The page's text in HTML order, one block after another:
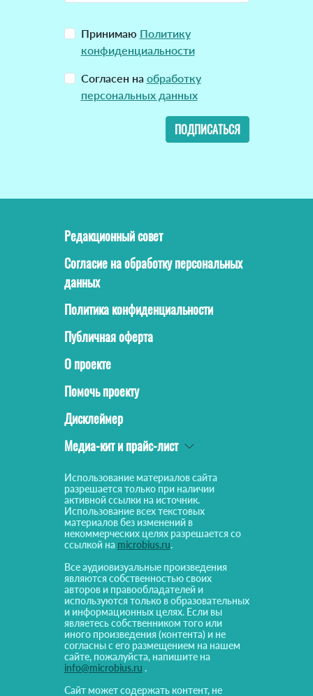
Принимаю Политику
конфиденциальности
Согласен на обработку
персональных данных
ПОДПИСАТЬСЯ
Редакционный совет
Согласие на обработку персональных
данных
Политика конфиденциальности
Публичная оферта
О проекте
Помочь проекту
Дисклеймер
Медиа-кит и прайс-лист
Использование материалов сайта
разрешается только при наличии
активной ссылки на источник.
Использование всех текстовых
материалов без изменений в
некоммерческих целях разрешается со
ссылкой на microbius.ru.
Все аудиовизуальные произведения
являются собственностью своих
авторов и правообладателей и
используются только в образовательных
и информационных целях. Если вы
являетесь собственником того или
иного произведения (контента) и не
согласны с его размещением на нашем
сайте, пожалуйста, напишите на
info@microbius.ru .
Сайт может содержать контент, не